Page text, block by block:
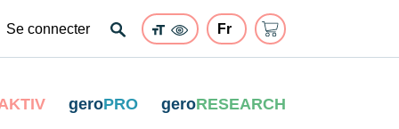
Se connecter
geroPRO geroRESEARCH